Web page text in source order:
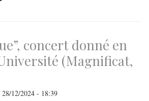
concert donné en
(Magnificat,
28/12/2024 - 18:39